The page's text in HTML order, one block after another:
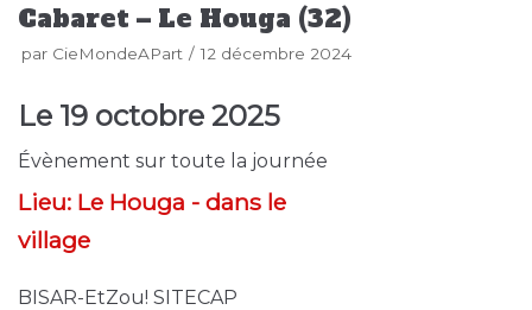
Cabaret – Le Houga (32)
par CieMondeAPart 12 décembre 2024
Le 19 octobre 2025
Évènement sur toute la journée
Lieu: Le Houga - dans le
village
BISAR-EtZou! SITECAP